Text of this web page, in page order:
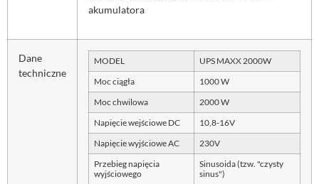
akumulatora
Dane
techniczne
MODEL UPS MAXX 2000W
Moc ciągła 1000 W
Moc chwilowa 2000 W
Napięcie wejściowe DC 10,8-16V
Napięcie wyjściowe AC 230V
Przebieg napięcia
wyjściowego
Sinusoida (tzw. "czysty
sinus")